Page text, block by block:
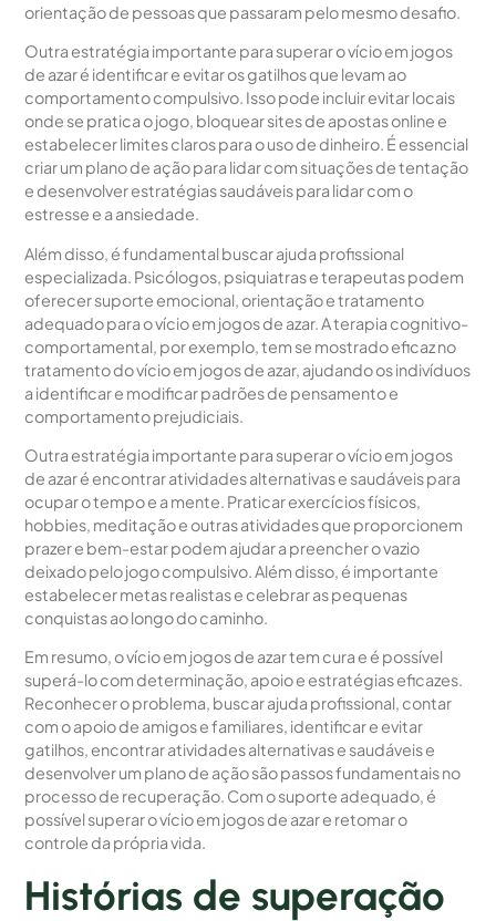
orientação de pessoas que passaram pelo mesmo desafio.
Outra estratégia importante para superar o vício em jogos
de azar é identificar e evitar os gatilhos que levam ao
comportamento compulsivo. Isso pode incluir evitar locais
onde se pratica o jogo, bloquear sites de apostas online e
estabelecer limites claros para o uso de dinheiro. É essencial
criar um plano de ação para lidar com situações de tentação
e desenvolver estratégias saudáveis para lidar com o
estresse e a ansiedade.
Além disso, é fundamental buscar ajuda profissional
especializada. Psicólogos, psiquiatras e terapeutas podem
oferecer suporte emocional, orientação e tratamento
adequado para o vício em jogos de azar. A terapia cognitivo-
comportamental, por exemplo, tem se mostrado eficaz no
tratamento do vício em jogos de azar, ajudando os indivíduos
a identificar e modificar padrões de pensamento e
comportamento prejudiciais.
Outra estratégia importante para superar o vício em jogos
de azar é encontrar atividades alternativas e saudáveis para
ocupar o tempo e a mente. Praticar exercícios físicos,
hobbies, meditação e outras atividades que proporcionem
prazer e bem-estar podem ajudar a preencher o vazio
deixado pelo jogo compulsivo. Além disso, é importante
estabelecer metas realistas e celebrar as pequenas
conquistas ao longo do caminho.
Em resumo, o vício em jogos de azar tem cura e é possível
superá-lo com determinação, apoio e estratégias eficazes.
Reconhecer o problema, buscar ajuda profissional, contar
com o apoio de amigos e familiares, identificar e evitar
gatilhos, encontrar atividades alternativas e saudáveis e
desenvolver um plano de ação são passos fundamentais no
processo de recuperação. Com o suporte adequado, é
possível superar o vício em jogos de azar e retomar o
controle da própria vida.
Histórias de superação